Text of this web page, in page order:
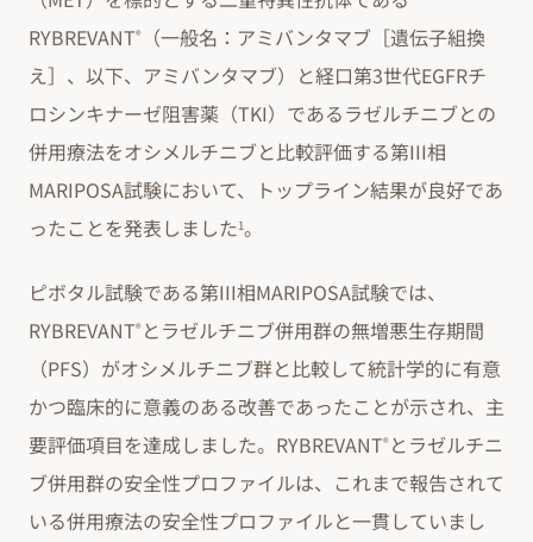
RYBREVANT®
（一般名：アミバンタマブ［遺伝子組換
え］、以下、アミバンタマブ）と経口第3世代EGFRチ
ロシンキナーゼ阻害薬（TKI）であるラゼルチニブとの
併用療法をオシメルチニブと比較評価する第III相
MARIPOSA試験において、トップライン結果が良好であ
ったことを発表しました1。
ピボタル試験である第III相MARIPOSA試験では、
RYBREVANT® とラゼルチニブ併用群の無増悪生存期間
（PFS）がオシメルチニブ群と比較して統計学的に有意
かつ臨床的に意義のある改善であったことが示され、主
要評価項目を達成しました。RYBREVANT® とラゼルチニ
ブ併用群の安全性プロファイルは、これまで報告されて
いる併用療法の安全性プロファイルと一貫していまし